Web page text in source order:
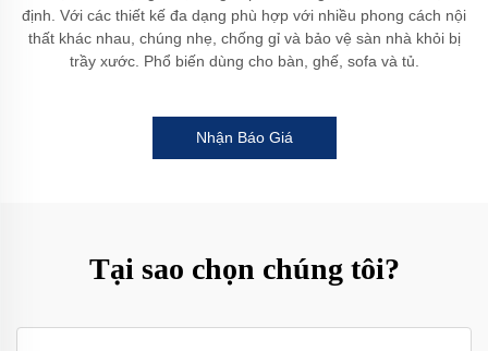
định. Với các thiết kế đa dạng phù hợp với nhiều phong cách nội
thất khác nhau, chúng nhẹ, chống gỉ và bảo vệ sàn nhà khỏi bị
trầy xước. Phổ biến dùng cho bàn, ghế, sofa và tủ.
Nhận Báo Giá
Tại sao chọn chúng tôi?